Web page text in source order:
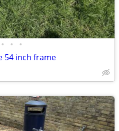
• • •
54 inch frame